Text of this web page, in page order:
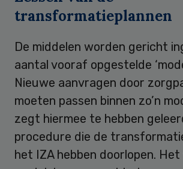
transformatieplannen
De middelen worden gericht
aantal vooraf opgestelde
Nieuwe aanvragen door
moeten passen binnen zo’n
zegt hiermee te hebben
procedure die de
het IZA hebben doorlopen.